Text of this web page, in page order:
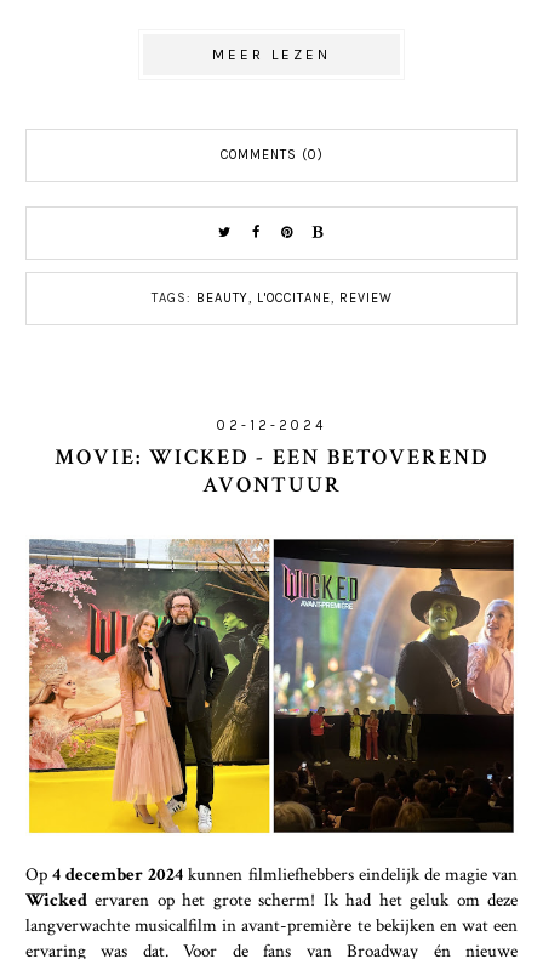
MEER LEZEN
COMMENTS (0)
TAGS: BEAUTY, L'OCCITANE, REVIEW
02-12-2024
MOVIE: WICKED - EEN BETOVEREND
AVONTUUR
Op4 december 2024 kunnen filmliefhebbers eindelijk de magie van
Wickedervaren op het grote scherm! Ik had het geluk om deze
langverwachte musicalfilm in avant-première te bekijken en wat een
ervaring was dat. Voor de fans van Broadway én nieuwe